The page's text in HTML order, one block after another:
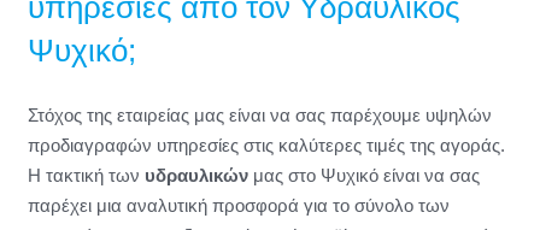
υπηρεσίες από τον Υδραυλικός
Ψυχικό;
Στόχος της εταιρείας μας είναι να σας παρέχουμε υψηλών
προδιαγραφών υπηρεσίες στις καλύτερες τιμές της αγοράς.
Η τακτική των υδραυλικώνμας στο Ψυχικό είναι να σας
παρέχει μια αναλυτική προσφορά για το σύνολο των